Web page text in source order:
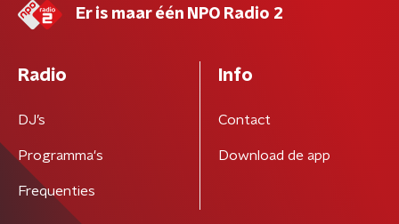
Er is maar één NPO Radio 2
Radio
DJ’s
Programma's
Frequenties
Info
Contact
Download de app